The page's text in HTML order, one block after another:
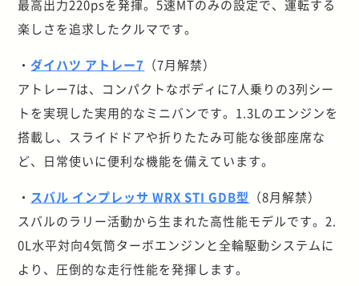
最高出力220psを発揮。5速MTのみの設定で、運転する
楽しさを追求したクルマです。
・ダイハツ アトレー7 （7月解禁）
アトレー7は、コンパクトなボディに7人乗りの3列シー
トを実現した実用的なミニバンです。1.3Lのエンジンを
搭載し、スライドドアや折りたたみ可能な後部座席な
ど、日常使いに便利な機能を備えています。
・ スバル インプレッサ WRX STI GDB型 （8月解禁）
スバルのラリー活動から生まれた高性能モデルです。2.
0L水平対向4気筒ターボエンジンと全輪駆動システムに
より、圧倒的な走行性能を発揮します。